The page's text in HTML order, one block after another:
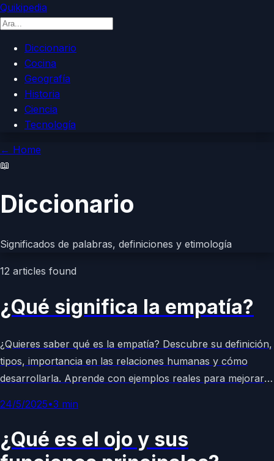
Quikipedia
Diccionario
Cocina
Geografía
Historia
Ciencia
Tecnología
← Home
📖
Diccionario
Significados de palabras, definiciones y etimología
12 articles found
¿Qué significa la empatía?
¿Quieres saber qué es la empatía? Descubre su definición,
tipos, importancia en las relaciones humanas y cómo
desarrollarla. Aprende con ejemplos reales para mejorar
artículo completo.
24/5/2025•3 min
¿Qué es el ojo y sus